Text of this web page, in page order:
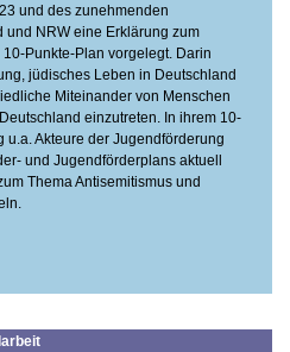
und des zunehmenden
und NRW eine Erklärung zum
Punkte-Plan vorgelegt. Darin
jüdisches Leben in Deutschland
Miteinander von Menschen
einzutreten. In ihrem 10-
u.a. Akteure der Jugendförderung
und Jugendförderplans aktuell
Thema Antisemitismus und